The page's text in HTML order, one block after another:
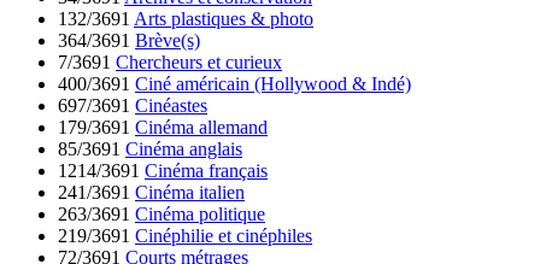
132/3691 Arts plastiques & photo
364/3691 Brève(s)
7/3691 Chercheurs et curieux
400/3691 Ciné américain (Hollywood & Indé)
697/3691 Cinéastes
179/3691 Cinéma allemand
85/3691 Cinéma anglais
1214/3691 Cinéma français
241/3691 Cinéma italien
263/3691 Cinéma politique
219/3691 Cinéphilie et cinéphiles
72/3691 Courts métrages